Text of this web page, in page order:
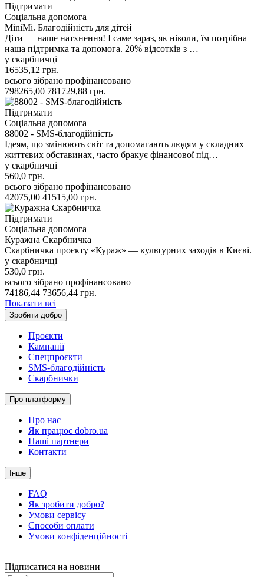
Підтримати
Соціальна допомога
MiniMi. Благодійність для дітей
Діти — наше натхнення! І саме зараз, як ніколи, їм потрібна
наша підтримка та допомога. 20% відсотків з …
у скарбничці
16535,12 грн.
всього зібрано профінансовано
798265,00 781729,88 грн.
Підтримати
Соціальна допомога
88002 - SMS-благодійність
Ідеям, що змінюють світ та допомагають людям у складних
життєвих обставинах, часто бракує фінансової під…
у скарбничці
560,0 грн.
всього зібрано профінансовано
42075,00 41515,00 грн.
Підтримати
Соціальна допомога
Куражна Скарбничка
Скарбничка проєкту «Кураж» — культурних заходів в Києві.
у скарбничці
530,0 грн.
всього зібрано профінансовано
74186,44 73656,44 грн.
Показати всі
Зробити добро
Проєкти
Кампанії
Спецпроєкти
SMS-благодійність
Скарбнички
Про платформу
Про нас
Як працює dobro.ua
Наші партнери
Контакти
Інше
FAQ
Як зробити добро?
Умови сервісу
Способи оплати
Умови конфіденційності
Підписатися на новини